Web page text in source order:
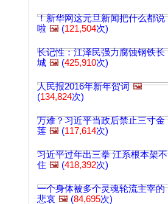
！新华网这元旦新闻把什么都说
啦 🖼️ (121,504次)
长记性：江泽民强力腐蚀钢铁长
城 🖼️ (425,910次)
人民报2016年新年贺词 🖼️
(134,824次)
万难？习近平当政后禁止三寸金
莲 🖼️ (117,614次)
习近平过年出三拳 江系根本架不
住 🖼️ (418,392次)
一个身体被多个灵魂轮流主宰的
悲哀 🖼️ (84,695次)